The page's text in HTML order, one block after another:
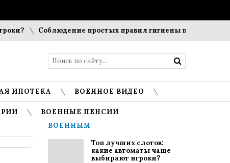
Соблюдение простых правил гигиены помогает
ИПОТЕКА ВОЕННОЕ ВИДЕО
ВОЕННЫЕ ПЕНСИИ
ВОЕННЫМ
Топ лучших слотов:
какие автоматы чаще
выбирают игроки?